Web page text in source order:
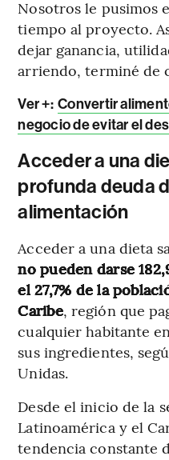
Nosotros le pusimos
tiempo al proyecto.
dejar ganancia,
arriendo, terminé de
Ver +: Convertir
negocio de evitar el
Acceder a una
profunda deuda
alimentación
Acceder a una dieta
no pueden darse
el 27,7% de la
Caribe, región que
cualquier habitante
sus ingredientes,
Unidas.
Desde el inicio de la
Latinoamérica y el
tendencia constante